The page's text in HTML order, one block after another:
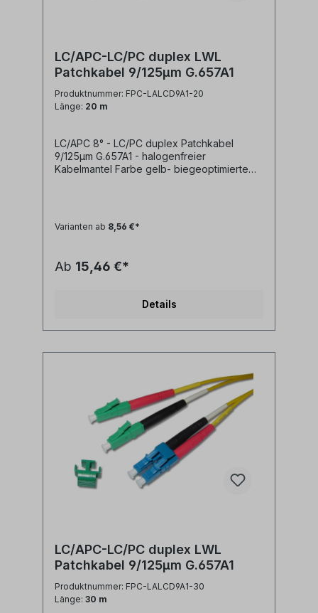
LC/APC-LC/PC duplex LWL
Patchkabel 9/125µm G.657A1
Produktnummer: FPC-LALCD9A1-20
Länge: 20 m
LC/APC 8° - LC/PC duplex Patchkabel
9/125µm G.657A1 - halogenfreier
Kabelmantel Farbe gelb- biegeoptimierte
(rot/schwarz) Technische Daten: Kabeltyp:
Glasfaser LWL duplex Patchkabel I-
(halogenfrei)LWL Faser: singlemode
9/125µm OS2 G.657A1
siehe Längenauswahlfeld oder Sonderlänge
auf AnfrageLWL-Stecker A: LC/APC
Ports Synonyme: fiber optic patchcord,
Glasfaser Anschlusskabel, LWL Patch Kabel,
Lichtwellenleiter Patchkabel, LC/APC jumper
Varianten ab 8,56 €*
Ab 15,46 €*
Details
LC/APC-LC/PC duplex LWL
Patchkabel 9/125µm G.657A1
Produktnummer: FPC-LALCD9A1-30
Länge: 30 m